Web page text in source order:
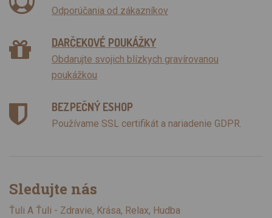
Odporúčania od zákazníkov
DARČEKOVÉ POUKÁŽKY
Obdarujte svojich blízkych gravírovanou
poukážkou
BEZPEČNÝ ESHOP
Používame SSL certifikát a nariadenie GDPR.
Sledujte nás
Ťuli A Ťuli - Zdravie, Krása, Relax, Hudba